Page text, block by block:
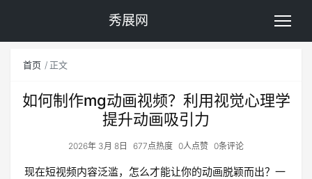
秀展网
首页 正文
如何制作mg动画视频？利用视觉心理学
提升动画吸引力
2026年 3月 8日 677点热度 0人点赞 0条评论
现在短视频内容泛滥，怎么才能让你的动画脱颖而出？一